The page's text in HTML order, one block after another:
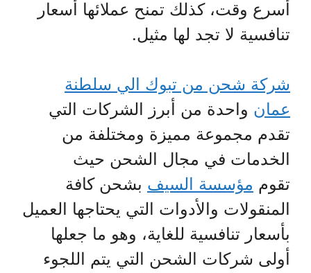
أسرع وقت، كذلك تمنح عملائها أسعار
تنافسية لا تجد لها مثيل.
شركة شحن من تبوك الي سلطنة
عمان واحدة من أبرز الشركات التي
تقدم مجموعة مميزة ومختلفة من
الخدمات في مجال الشحن حيث
تقوم مؤسسة السيف بشحن كافة
المنقولات والأدوات التي يحتاجها العميل
بأسعار تنافسية للغاية، وهو ما جعلها
أولى شركات الشحن التي يتم اللجوء